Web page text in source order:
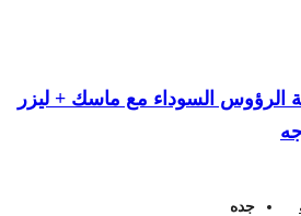
السوداء مع ماسك + ليزر
جده